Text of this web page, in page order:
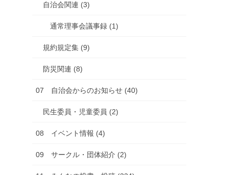
自治会関連 (3)
通常理事会議事録 (1)
規約規定集 (9)
防災関連 (8)
07 自治会からのお知らせ (40)
民生委員・児童委員 (2)
08 イベント情報 (4)
09 サークル・団体紹介 (2)